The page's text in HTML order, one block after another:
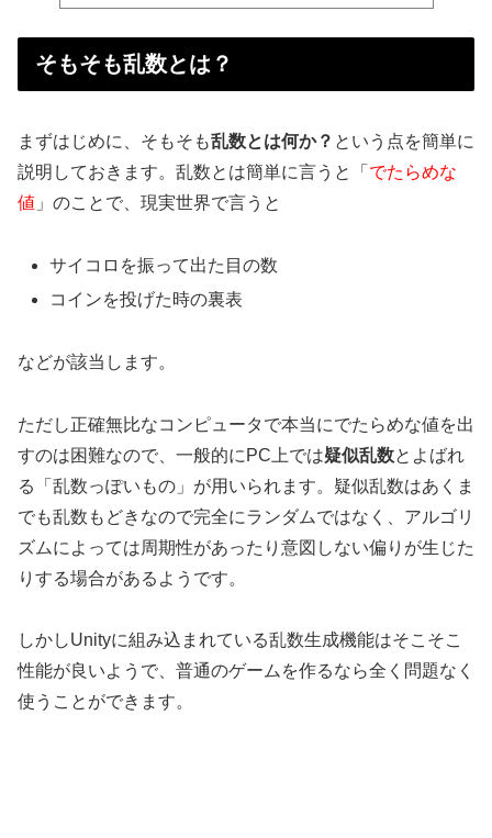
そもそも乱数とは？
まずはじめに、そもそも乱数とは何か？ という点を簡単に
説明しておきます。乱数とは簡単に言うと「 でたらめな
値 」のことで、現実世界で言うと
サイコロを振って出た目の数
コインを投げた時の裏表
などが該当します。
ただし正確無比なコンピュータで本当にでたらめな値を出
すのは困難なので、一般的にPC上では疑似乱数とよばれ
る「乱数っぽいもの」が用いられます。疑似乱数はあくま
でも乱数もどきなので完全にランダムではなく、アルゴリ
ズムによっては周期性があったり意図しない偏りが生じた
りする場合があるようです。
しかしUnityに組み込まれている乱数生成機能はそこそこ
性能が良いようで、普通のゲームを作るなら全く問題なく
使うことができます。